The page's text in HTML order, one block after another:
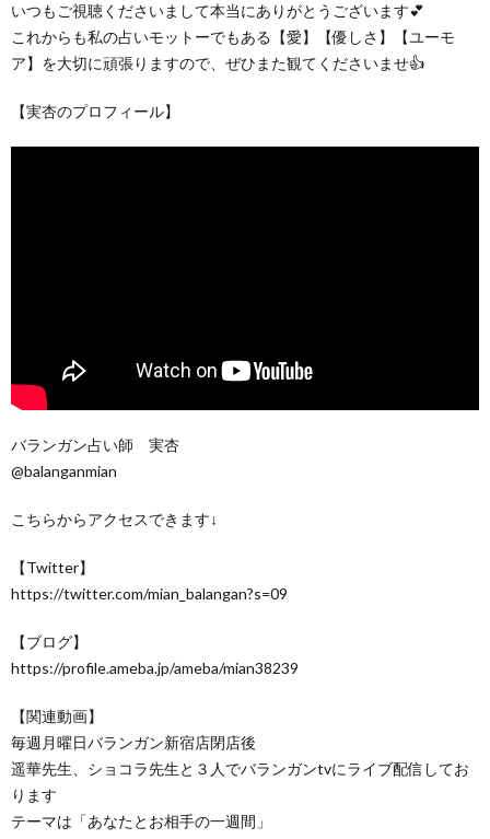
いつもご視聴くださいまして本当にありがとうございます💕
これからも私の占いモットーでもある【愛】【優しさ】【ユーモ
ア】を大切に頑張りますので、ぜひまた観てくださいませ👍
【実杏のプロフィール】
バランガン占い師 実杏
@balanganmian
こちらからアクセスできます↓
【Twitter】
https://twitter.com/mian_balangan?s=09
【ブログ】
https://profile.ameba.jp/ameba/mian38239
【関連動画】
毎週月曜日バランガン新宿店閉店後
遥華先生、ショコラ先生と３人でバランガンtvにライブ配信してお
ります
テーマは「あなたとお相手の一週間」